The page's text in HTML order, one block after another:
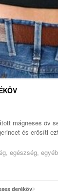
mágneses öv
és erősíti
egészség,
deréköv